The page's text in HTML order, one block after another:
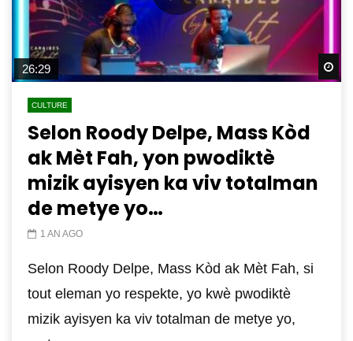
26:29
CULTURE
Selon Roody Delpe, Mass Kòd
ak Mèt Fah, yon pwodiktè
mizik ayisyen ka viv totalman
de metye yo…
1 AN AGO
Selon Roody Delpe, Mass Kòd ak Mèt Fah, si
tout eleman yo respekte, yo kwè pwodiktè
mizik ayisyen ka viv totalman de metye yo,